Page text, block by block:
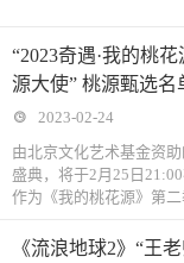
“2023奇遇·我的桃
源大使” 桃源甄选名
2023-02-24
由北京文化艺术基金资
盛典，将于2月25日
作为《我的桃花源》第
《流浪地球2》“王